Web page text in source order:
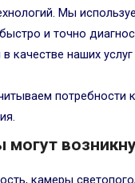
Мы
и точно
качестве наших
потребности
камеры